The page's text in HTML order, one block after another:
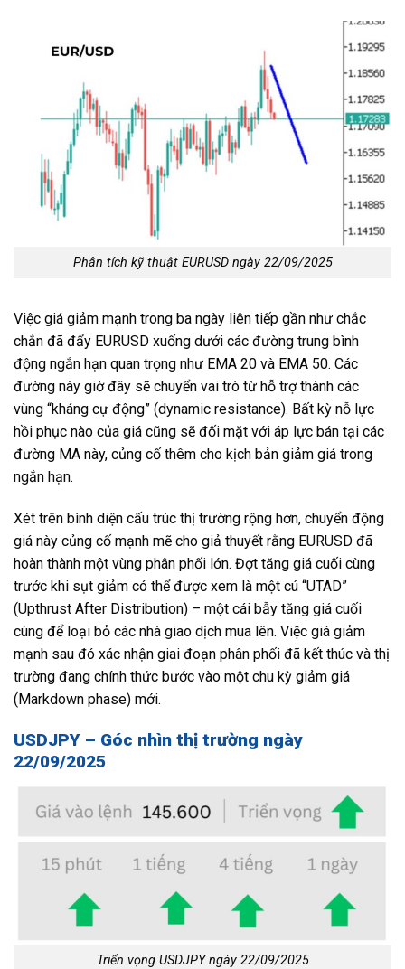
Phân tích kỹ thuật EURUSD ngày 22/09/2025
Việc giá giảm mạnh trong ba ngày liên tiếp gần như chắc
chắn đã đẩy EURUSD xuống dưới các đường trung bình
động ngắn hạn quan trọng như EMA 20 và EMA 50. Các
đường này giờ đây sẽ chuyển vai trò từ hỗ trợ thành các
vùng “kháng cự động” (dynamic resistance). Bất kỳ nỗ lực
hồi phục nào của giá cũng sẽ đối mặt với áp lực bán tại các
đường MA này, củng cố thêm cho kịch bản giảm giá trong
ngắn hạn.
Xét trên bình diện cấu trúc thị trường rộng hơn, chuyển động
giá này củng cố mạnh mẽ cho giả thuyết rằng EURUSD đã
hoàn thành một vùng phân phối lớn. Đợt tăng giá cuối cùng
trước khi sụt giảm có thể được xem là một cú “UTAD”
(Upthrust After Distribution) – một cái bẫy tăng giá cuối
cùng để loại bỏ các nhà giao dịch mua lên. Việc giá giảm
mạnh sau đó xác nhận giai đoạn phân phối đã kết thúc và thị
trường đang chính thức bước vào một chu kỳ giảm giá
(Markdown phase) mới.
USDJPY – Góc nhìn thị trường ngày
22/09/2025
Triển vọng USDJPY ngày 22/09/2025